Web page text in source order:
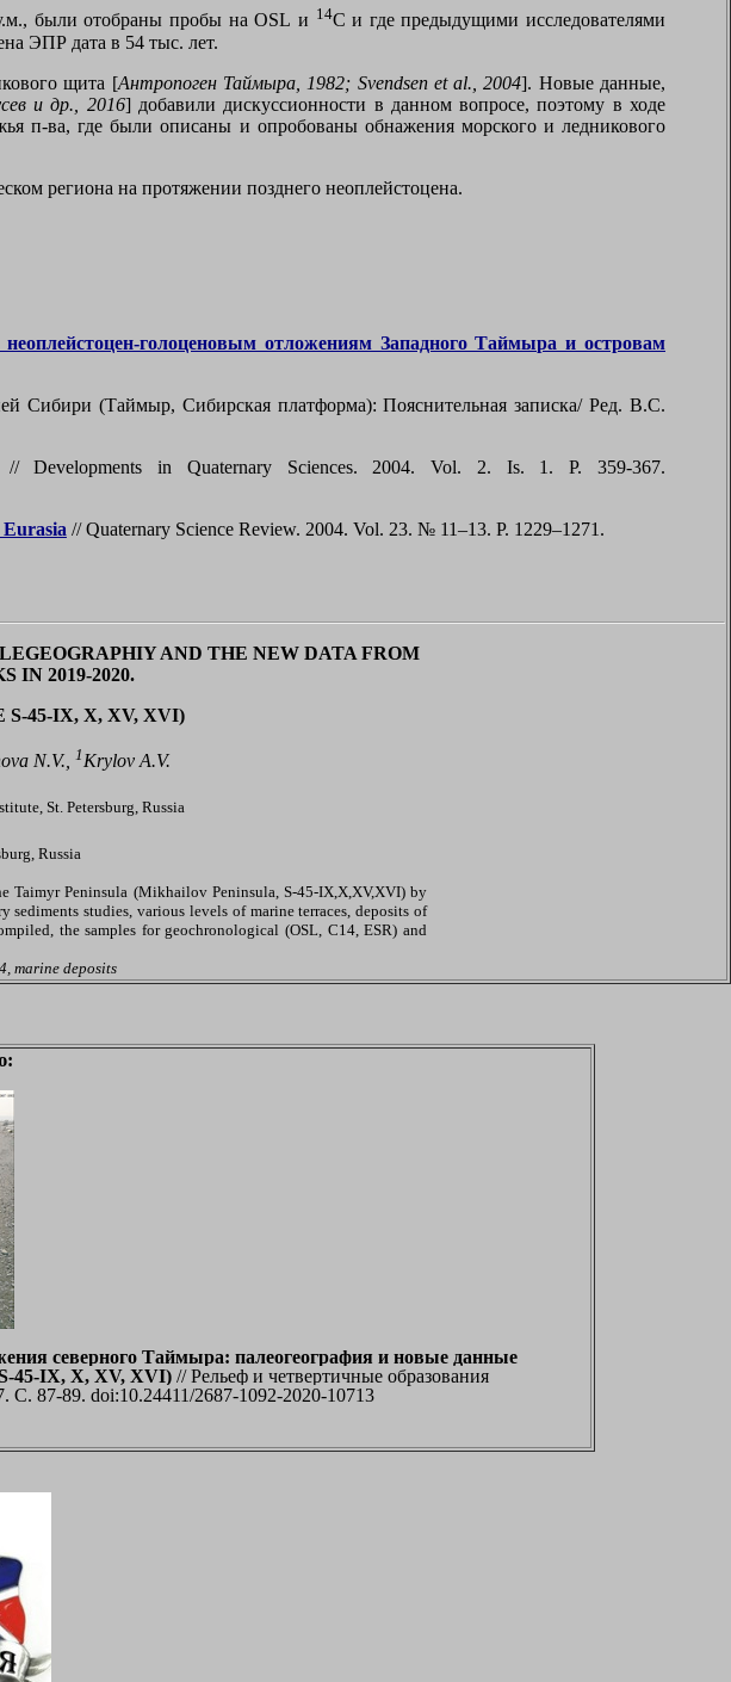
были отобраны пробы наOSL и 14C и где предыдущими исследователями
ЭПР дата в 54 тыс. лет.
щита [Антропоген Таймыра, 1982; Svendsen et al., 2004]. Новые данные,
и др., 2016] добавили дискуссионности в данном вопросе, поэтому в ходе
п-ва, где были описаны и опробованы обнажения морского и ледникового
региона на протяжении позднего неоплейстоцена.
голоценовым отложениям Западного Таймыра и островам
Сибири (Таймыр, Сибирская платформа): Пояснительная записка/ Ред. В.С.
// Developments in Quaternary Sciences. 2004. Vol. 2. Is. 1. P. 359-367.
// Quaternary Science Review. 2004. Vol. 23. № 11–13. P. 1229–1271.
AND THE NEW DATA FROM
IN 2019-2020.
S-45-IX, X, XV, XVI)
N.V., 1 Krylov A.V.
St. Petersburg, Russia
Russia
Peninsula (Mikhailov Peninsula, S-45-IX,X,XV,XVI) by
studies, various levels of marine terraces, deposits of
the samples for geochronological (OSL, C14, ESR) and
marine deposits
северного Таймыра: палеогеография и новые данные
45-IX, X, XV, XVI)// Рельеф и четвертичные образования
C. 87-89. doi:10.24411/2687-1092-2020-10713